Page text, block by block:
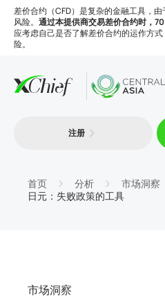
差价合约（CFD）是复杂的金融工具，
风险。 通过本提供商交易差价合约时，
应考虑自己是否了解差价合约的运作方
险。
平台
注册
首页 分析
市场洞察
日元：失败政策的工具
市场洞察